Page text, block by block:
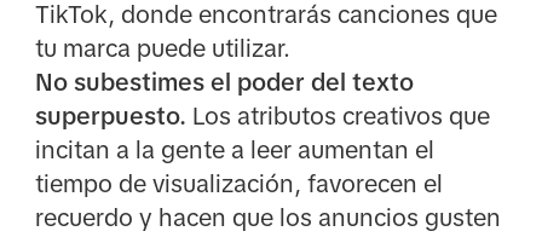
TikTok, donde encontrarás canciones que
tu marca puede utilizar.
No subestimes el poder del texto
superpuesto. Los atributos creativos que
incitan a la gente a leer aumentan el
tiempo de visualización, favorecen el
recuerdo y hacen que los anuncios gusten